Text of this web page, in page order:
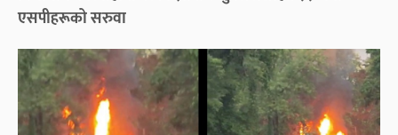
एसपीहरूको सरुवा